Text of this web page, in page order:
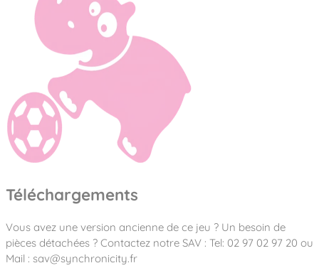
Téléchargements
Vous avez une version ancienne de ce jeu ? Un besoin de
pièces détachées ? Contactez notre SAV : Tel: 02 97 02 97 20 ou
Mail : sav@synchronicity.fr